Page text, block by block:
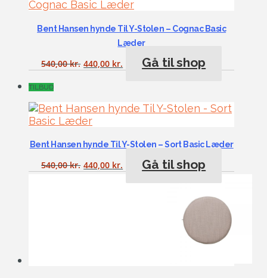
Bent Hansen hynde Til Y-Stolen – Cognac Basic
Læder
540,00kr. 440,00 kr. Gå til shop
TILBUD
Bent Hansen hynde Til Y-Stolen – Sort Basic Læder
540,00kr. 440,00 kr. Gå til shop